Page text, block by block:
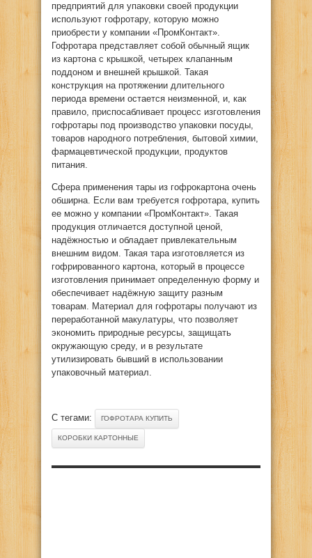
предприятий для упаковки своей продукции
используют гофротару, которую можно
приобрести у компании «ПромКонтакт».
Гофротара представляет собой обычный ящик
из картона с крышкой, четырех клапанным
поддоном и внешней крышкой. Такая
конструкция на протяжении длительного
периода времени остается неизменной, и, как
правило, приспосабливает процесс изготовления
гофротары под производство упаковки посуды,
товаров народного потребления, бытовой химии,
фармацевтической продукции, продуктов
питания.
Сфера применения тары из гофрокартона очень
обширна. Если вам требуется гофротара, купить
ее можно у компании «ПромКонтакт». Такая
продукция отличается доступной ценой,
надёжностью и обладает привлекательным
внешним видом. Такая тара изготовляется из
гофрированного картона, который в процессе
изготовления принимает определенную форму и
обеспечивает надёжную защиту разным
товарам. Материал для гофротары получают из
переработанной макулатуры, что позволяет
экономить природные ресурсы, защищать
окружающую среду, и в результате
утилизировать бывший в использовании
упаковочный материал.
С тегами: ГОФРОТАРА КУПИТЬ
КОРОБКИ КАРТОННЫЕ